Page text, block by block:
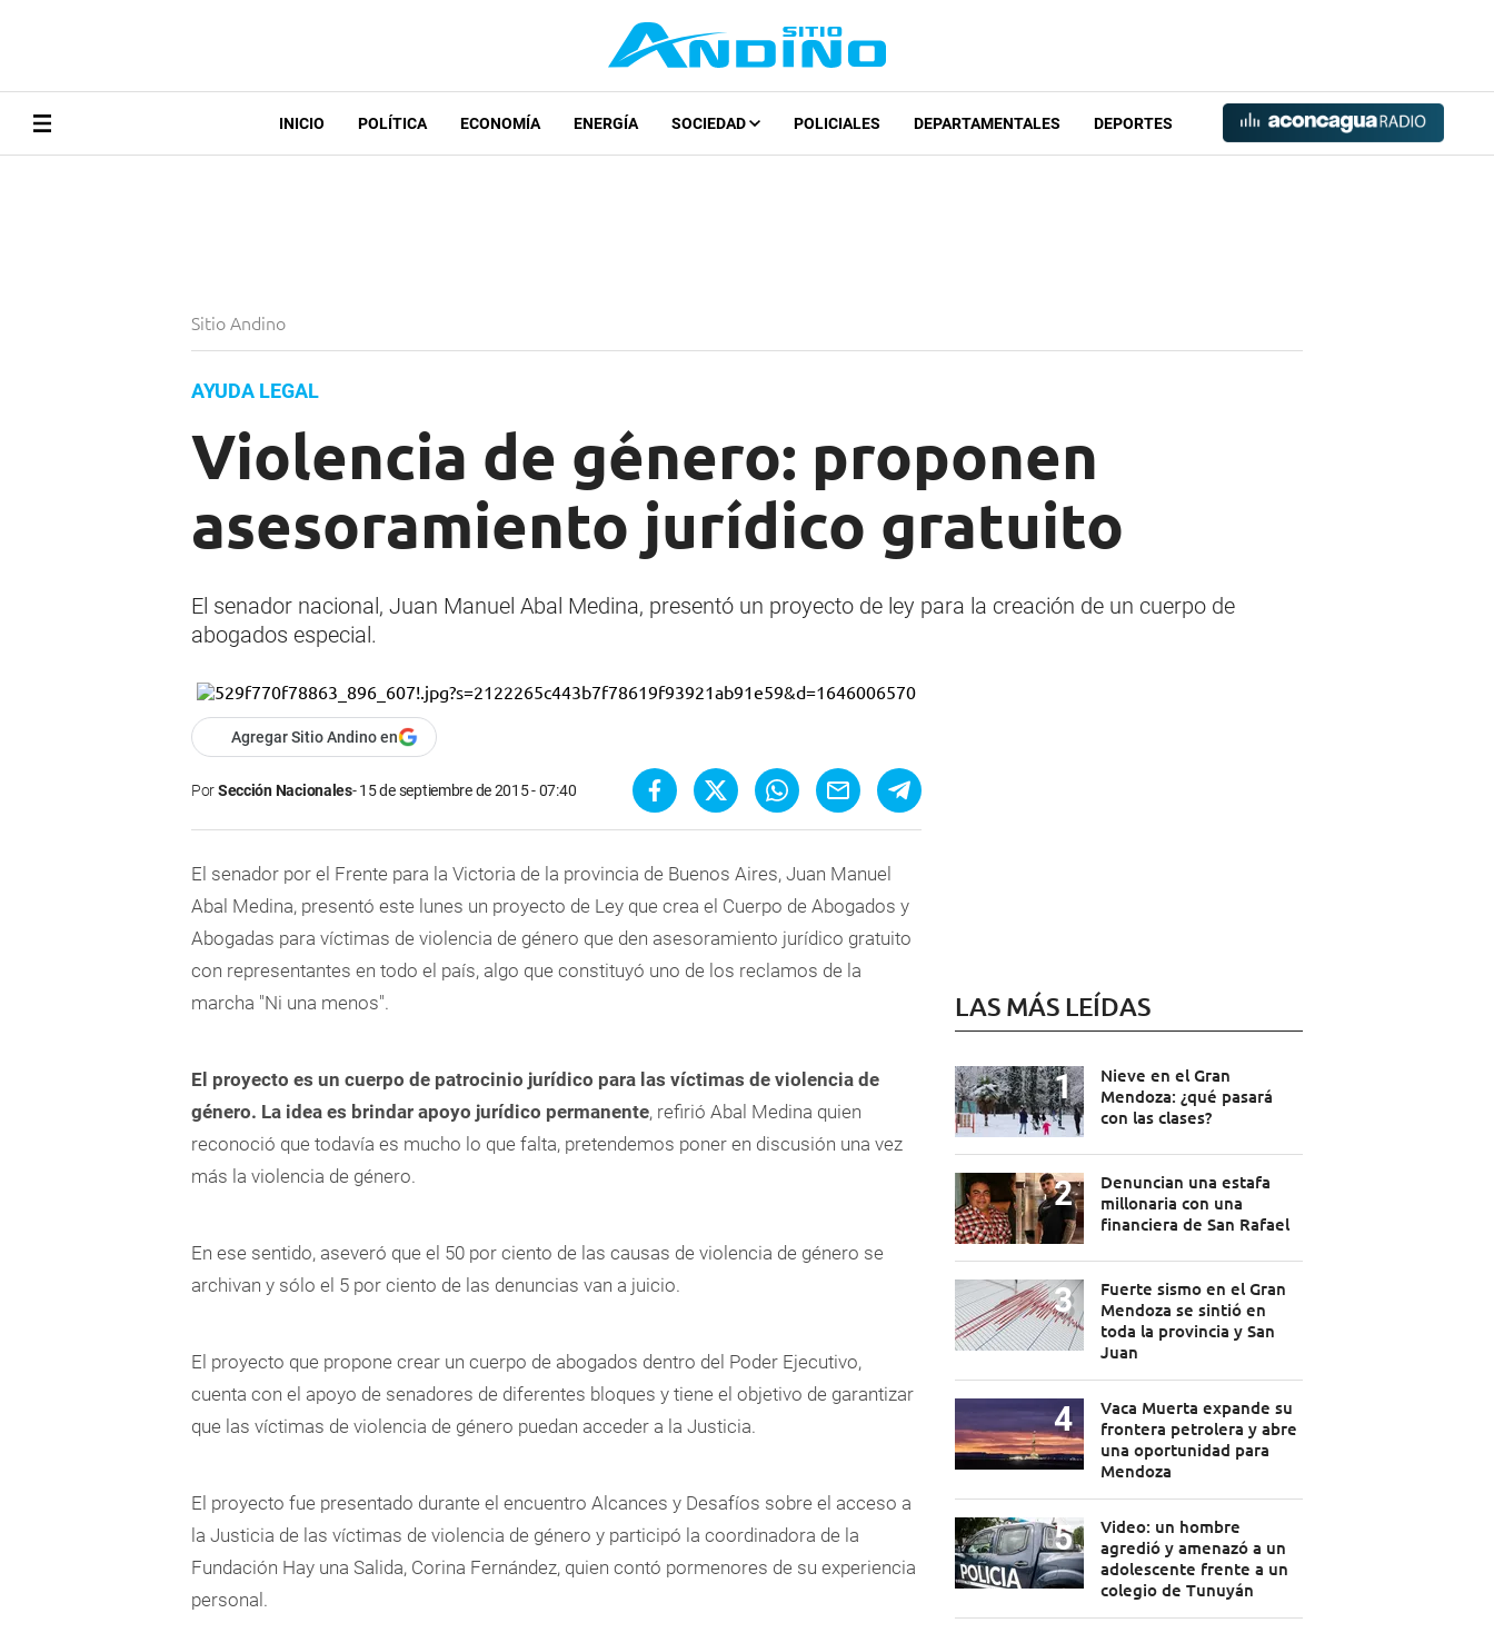
INICIO POLÍTICA ECONOMÍA ENERGÍA SOCIEDAD POLICIALES DEPARTAMENTALES DEPORTES
Sitio Andino
AYUDA LEGAL
Violencia de género: proponen
asesoramiento jurídico gratuito
El senador nacional, Juan Manuel Abal Medina, presentó un proyecto de ley para la creación de un cuerpo de
abogados especial.
Agregar Sitio Andino en
PorSección Nacionales 15 de septiembre de 2015 - 07:40
El senador por el Frente para la Victoria de la provincia de Buenos Aires, Juan Manuel
Abal Medina, presentó este lunes un proyecto de Ley que crea el Cuerpo de Abogados y
Abogadas para víctimas de violencia de género que den asesoramiento jurídico gratuito
con representantes en todo el país, algo que constituyó uno de los reclamos de la
marcha "Ni una menos".
El proyecto es un cuerpo de patrocinio jurídico para las víctimas de violencia de
género. La idea es brindar apoyo jurídico permanente, refirió Abal Medina quien
reconoció que todavía es mucho lo que falta, pretendemos poner en discusión una vez
más la violencia de género.
En ese sentido, aseveró que el 50 por ciento de las causas de violencia de género se
archivan y sólo el 5 por ciento de las denuncias van a juicio.
El proyecto que propone crear un cuerpo de abogados dentro del Poder Ejecutivo,
cuenta con el apoyo de senadores de diferentes bloques y tiene el objetivo de garantizar
que las víctimas de violencia de género puedan acceder a la Justicia.
El proyecto fue presentado durante el encuentro Alcances y Desafíos sobre el acceso a
la Justicia de las víctimas de violencia de género y participó la coordinadora de la
Fundación Hay una Salida, Corina Fernández, quien contó pormenores de su experiencia
personal.
LAS MÁS LEÍDAS
Nieve en el Gran
Mendoza: ¿qué pasará
con las clases?
Denuncian una estafa
millonaria con una
financiera de San Rafael
Fuerte sismo en el Gran
Mendoza se sintió en
toda la provincia y San
Juan
Vaca Muerta expande su
frontera petrolera y abre
una oportunidad para
Mendoza
Video: un hombre
agredió y amenazó a un
adolescente frente a un
colegio de Tunuyán